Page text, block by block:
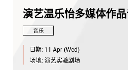
演艺温乐怡多媒体作
音乐
日期: 11 Apr (Wed)
场地: 演艺实验剧场